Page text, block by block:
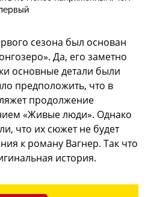
сезона был основан
Да, его заметно
основные детали были
предположить, что в
продолжение
«Живые люди». Однако
что их сюжет не будет
к роману Вагнер. Так что
история.